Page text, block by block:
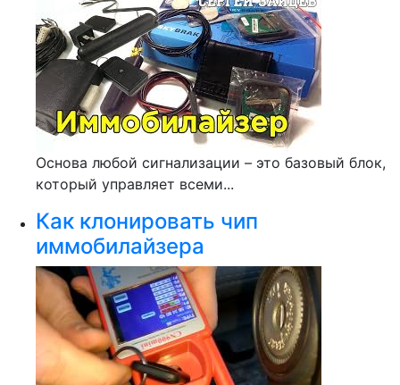
Основа любой сигнализации – это базовый блок,
который управляет всеми...
Как клонировать чип
иммобилайзера